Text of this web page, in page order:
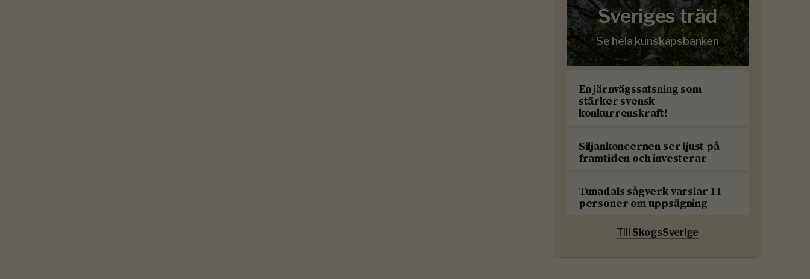
Sveriges träd
Se hela kunskapsbanken
En järnvägssatsning som
stärker svensk
konkurrenskraft!
Siljankoncernen ser ljust på
framtiden och investerar
Tunadals sågverk varslar 11
personer om uppsägning
Till SkogsSverige